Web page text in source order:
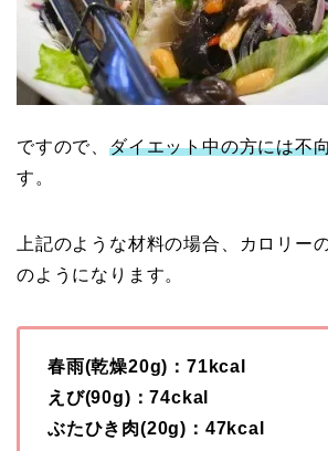
ですので、 ダイエット中の方には不
す。
上記のような材料の場合、カロリー
のようになります。
春雨(乾燥20g)：71kcal
えび(90g)：74ckal
ぶたひき肉(20g)：47kcal